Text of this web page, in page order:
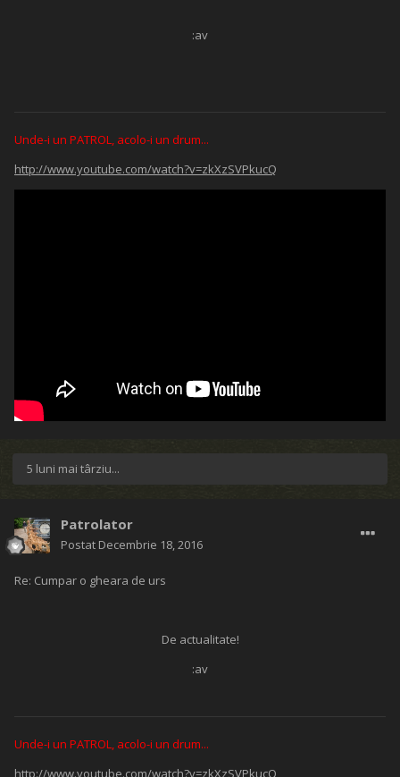
:av
Unde-i un PATROL, acolo-i un drum...
http://www.youtube.com/watch?v=zkXzSVPkucQ
5 luni mai târziu...
Patrolator
Postat Decembrie 18, 2016
Re: Cumpar o gheara de urs
De actualitate!
:av
Unde-i un PATROL, acolo-i un drum...
http://www.youtube.com/watch?v=zkXzSVPkucQ